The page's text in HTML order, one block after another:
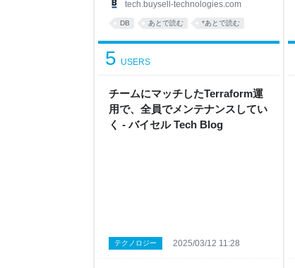
tech.buysell-technologies.com
DB あとで読む *あとで読む
チームにマッチしたTerraform運
用で、全員でメンテナンスしてい
く - バイセル Tech Blog
5 USERS
テクノロジー 2025/03/12 11:28